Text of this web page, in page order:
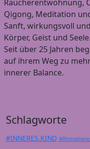
Raucherentwöhnung,
Qigong, Meditation
Sanft, wirkungsvoll
Körper, Geist und Seele.
Seit über 25 Jahren
auf ihrem Weg zu
innerer Balance.
Schlagworte
#INNERES.KIND